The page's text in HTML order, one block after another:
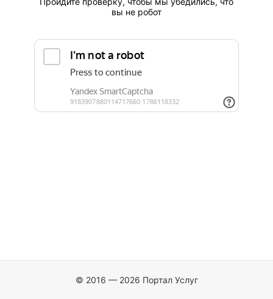
вы не робот
© 2016 — 2026 Портал Услуг